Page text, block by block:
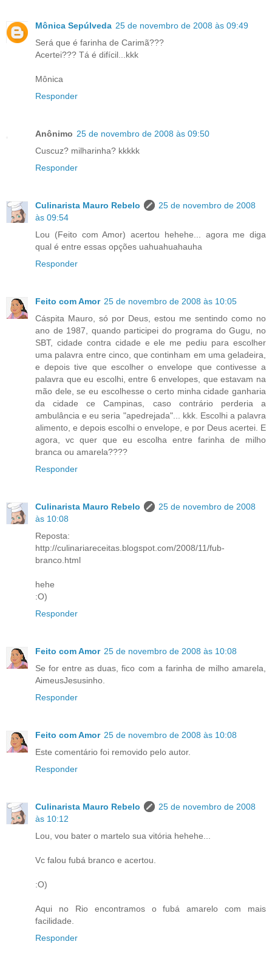
Mônica Sepúlveda 25 de novembro de 2008 às 09:49
Será que é farinha de Carimã???
Acertei??? Tá é difícil...kkk
Mônica
Responder
Anônimo 25 de novembro de 2008 às 09:50
Cuscuz? milharinha? kkkkk
Responder
Culinarista Mauro Rebelo
25 de novembro de 2008
às 09:54
Lou (Feito com Amor) acertou hehehe... agora me diga
qual é entre essas opções uahuahuahauha
Responder
Feito com Amor 25 de novembro de 2008 às 10:05
Cáspita Mauro, só por Deus, estou me sentindo como no
ano de 1987, quando participei do programa do Gugu, no
SBT, cidade contra cidade e ele me pediu para escolher
uma palavra entre cinco, que continham em uma geladeira,
e depois tive que escolher o envelope que contivesse a
palavra que eu escolhi, entre 6 envelopes, que estavam na
mão dele, se eu escolhesse o certo minha cidade ganharia
da cidade ce Campinas, caso contrário perderia a
ambulância e eu seria "apedrejada"... kkk. Escolhi a palavra
alimento, e depois escolhi o envelope, e por Deus acertei. E
agora, vc quer que eu escolha entre farinha de milho
branca ou amarela????
Responder
Culinarista Mauro Rebelo
25 de novembro de 2008
às 10:08
Reposta:
http://culinariareceitas.blogspot.com/2008/11/fub-
branco.html
hehe
:O)
Responder
Feito com Amor 25 de novembro de 2008 às 10:08
Se for entre as duas, fico com a farinha de milho amarela,
AimeusJesusinho.
Responder
Feito com Amor 25 de novembro de 2008 às 10:08
Este comentário foi removido pelo autor.
Responder
Culinarista Mauro Rebelo
25 de novembro de 2008
às 10:12
Lou, vou bater o martelo sua vitória hehehe...
Vc falou fubá branco e acertou.
:O)
Aqui no Rio encontramos o fubá amarelo com mais
facilidade.
Responder